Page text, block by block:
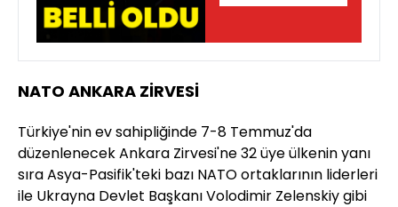
NATO ANKARA ZİRVESİ
Türkiye'nin ev sahipliğinde 7-8 Temmuz'da
düzenlenecek Ankara Zirvesi'ne 32 üye ülkenin yanı
sıra Asya-Pasifik'teki bazı NATO ortaklarının liderleri
ile Ukrayna Devlet Başkanı Volodimir Zelenskiy gibi